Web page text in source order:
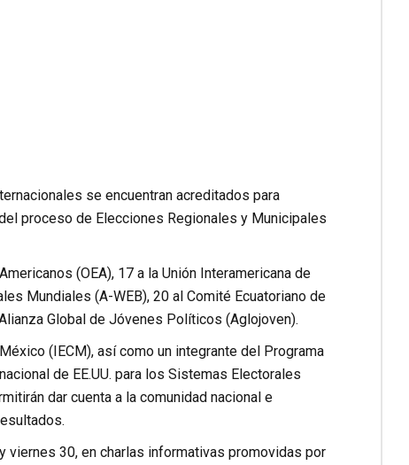
se encuentran acreditados para
proceso de Elecciones Regionales y Municipales
(OEA), 17 a la Unión Interamericana de
Mundiales (A-WEB), 20 al Comité Ecuatoriano de
Global de Jóvenes Políticos (Aglojoven).
(IECM), así como un integrante del Programa
de EE.UU. para los Sistemas Electorales
dar cuenta a la comunidad nacional e
30, en charlas informativas promovidas por